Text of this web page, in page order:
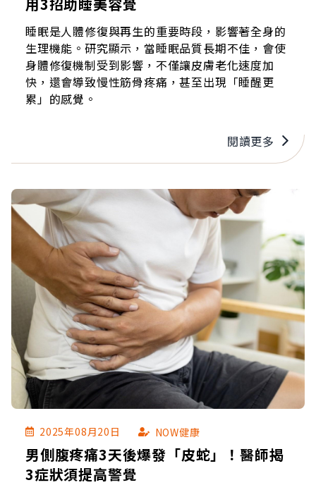
睡眠是人體修復與再生的重要時段，影響著全身的
生理機能。研究顯示，當睡眠品質長期不佳，會使
身體修復機制受到影響，不僅讓皮膚老化速度加
快，還會導致慢性筋骨疼痛，甚至出現「睡醒更
累」的感覺。
閱讀更多
2025年08月20日 NOW健康
男側腹疼痛3天後爆發「皮蛇」！醫師揭
3症狀須提高警覺